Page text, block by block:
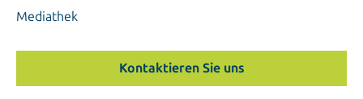
Mediathek
Kontaktieren Sie uns